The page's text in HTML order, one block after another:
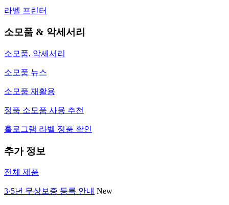
라벨 프린터
소모품 & 악세서리
소모품, 악세서리
소모품 뉴스
소모품 재활용
정품 소모품 사용 추천
홀로그램 라벨 정품 확인
추가 정보
전체 제품
3·5년 무상보증 등록 안내 New